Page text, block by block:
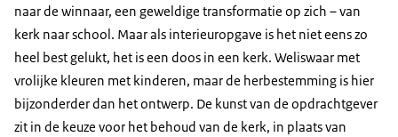
naar de winnaar, een geweldige transformatie op zich – van
kerk naar school. Maar als interieuropgave is het niet eens zo
heel best gelukt, het is een doos in een kerk. Weliswaar met
vrolijke kleuren met kinderen, maar de herbestemming is hier
bijzonderder dan het ontwerp. De kunst van de opdrachtgever
zit in de keuze voor het behoud van de kerk, in plaats van